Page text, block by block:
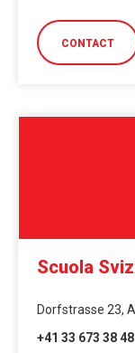
CONTACT
Scuola
Dorfstrasse 23,
+41 33 673 38 48